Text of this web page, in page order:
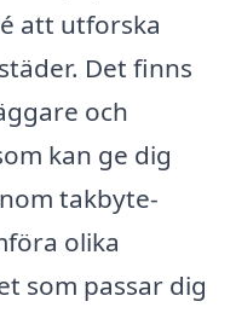
att utforska
Det finns
och
kan ge dig
takbyte-
olika
som passar dig